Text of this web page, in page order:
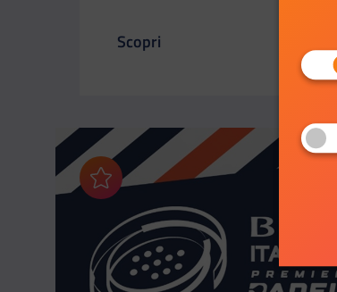
Il link ti porterà ad avere
Scopri
Aggiungi ai preferiti